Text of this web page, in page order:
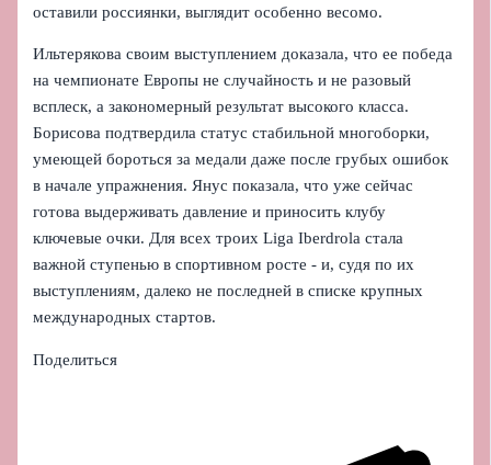
оставили россиянки, выглядит особенно весомо.
Ильтерякова своим выступлением доказала, что ее победа
на чемпионате Европы не случайность и не разовый
всплеск, а закономерный результат высокого класса.
Борисова подтвердила статус стабильной многоборки,
умеющей бороться за медали даже после грубых ошибок
в начале упражнения. Янус показала, что уже сейчас
готова выдерживать давление и приносить клубу
ключевые очки. Для всех троих Liga Iberdrola стала
важной ступенью в спортивном росте - и, судя по их
выступлениям, далеко не последней в списке крупных
международных стартов.
Поделиться